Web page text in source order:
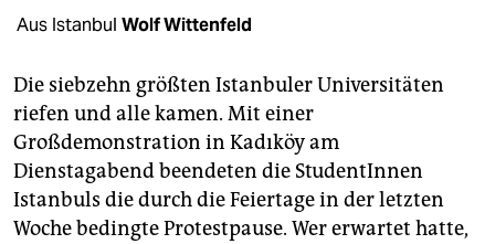
abo
genossenschaft
epaper login
Aus Istanbul Wolf Wittenfeld
Die siebzehn größten Istanbuler Universitäten
riefen und alle kamen. Mit einer
Großdemonstration in Kadıköy am
Dienstagabend beendeten die StudentInnen
Istanbuls die durch die Feiertage in der letzten
Woche bedingte Protestpause. Wer erwartet hatte,